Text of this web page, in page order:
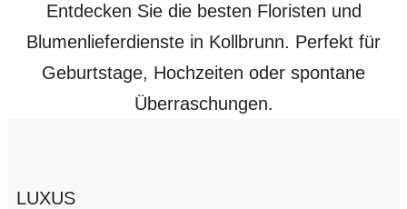
Entdecken Sie die besten Floristen und
Blumenlieferdienste in Kollbrunn. Perfekt für
Geburtstage, Hochzeiten oder spontane
Überraschungen.
LUXUS